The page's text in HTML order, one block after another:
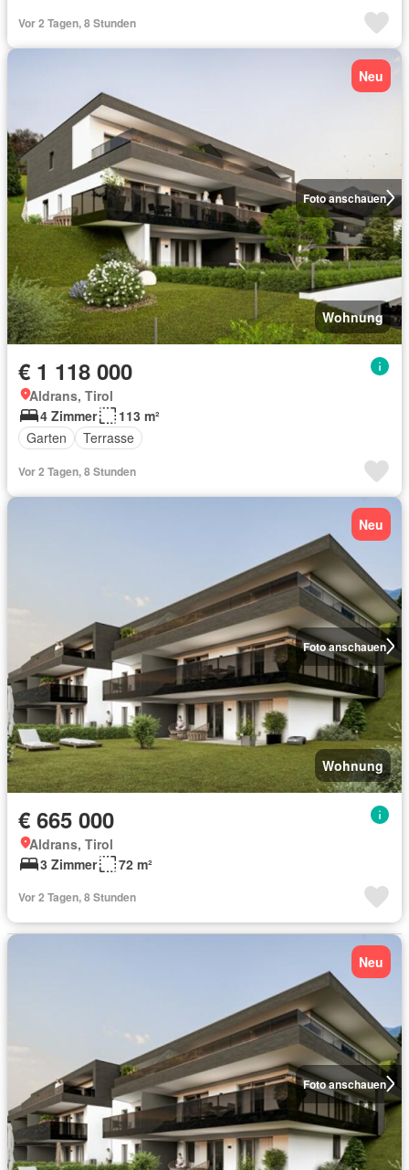
Vor 2 Tagen, 8 Stunden
Foto anschauen
Neu
Wohnung
€ 1 118 000
Aldrans, Tirol
4 Zimmer
113 m²
Garten
Terrasse
Vor 2 Tagen, 8 Stunden
Foto anschauen
Neu
Wohnung
€ 665 000
Aldrans, Tirol
3 Zimmer
72 m²
Vor 2 Tagen, 8 Stunden
Foto anschauen
Neu